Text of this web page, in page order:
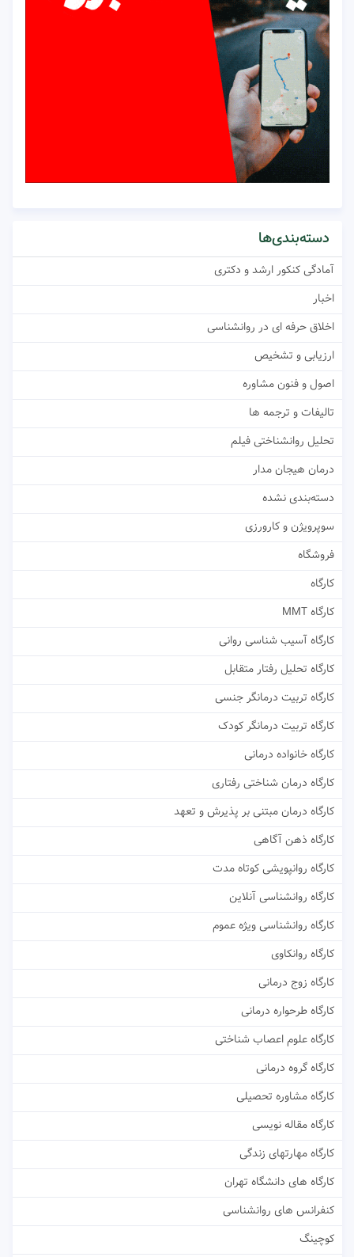
دسته‌بندی‌ها
آمادگی کنکور ارشد و دکتری
اخبار
اخلاق حرفه ای در روانشناسی
ارزیابی و تشخیص
اصول و فنون مشاوره
تالیفات و ترجمه ها
تحلیل روانشناختی فیلم
درمان هیجان مدار
دسته‌بندی نشده
سوپرویژن و کارورزی
فروشگاه
کارگاه
کارگاه MMT
کارگاه آسیب شناسی روانی
کارگاه تحلیل رفتار متقابل
کارگاه تربیت درمانگر جنسی
کارگاه تربیت درمانگر کودک
کارگاه خانواده درمانی
کارگاه درمان شناختی رفتاری
کارگاه درمان مبتنی بر پذیرش و تعهد
کارگاه ذهن آگاهی
کارگاه روانپویشی کوتاه مدت
کارگاه روانشناسی آنلاین
کارگاه روانشناسی ویژه عموم
کارگاه روانکاوی
کارگاه زوج درمانی
کارگاه طرحواره درمانی
کارگاه علوم اعصاب شناختی
کارگاه گروه درمانی
کارگاه مشاوره تحصیلی
کارگاه مقاله نویسی
کارگاه مهارتهای زندگی
کارگاه های دانشگاه تهران
کنفرانس های روانشناسی
کوچینگ